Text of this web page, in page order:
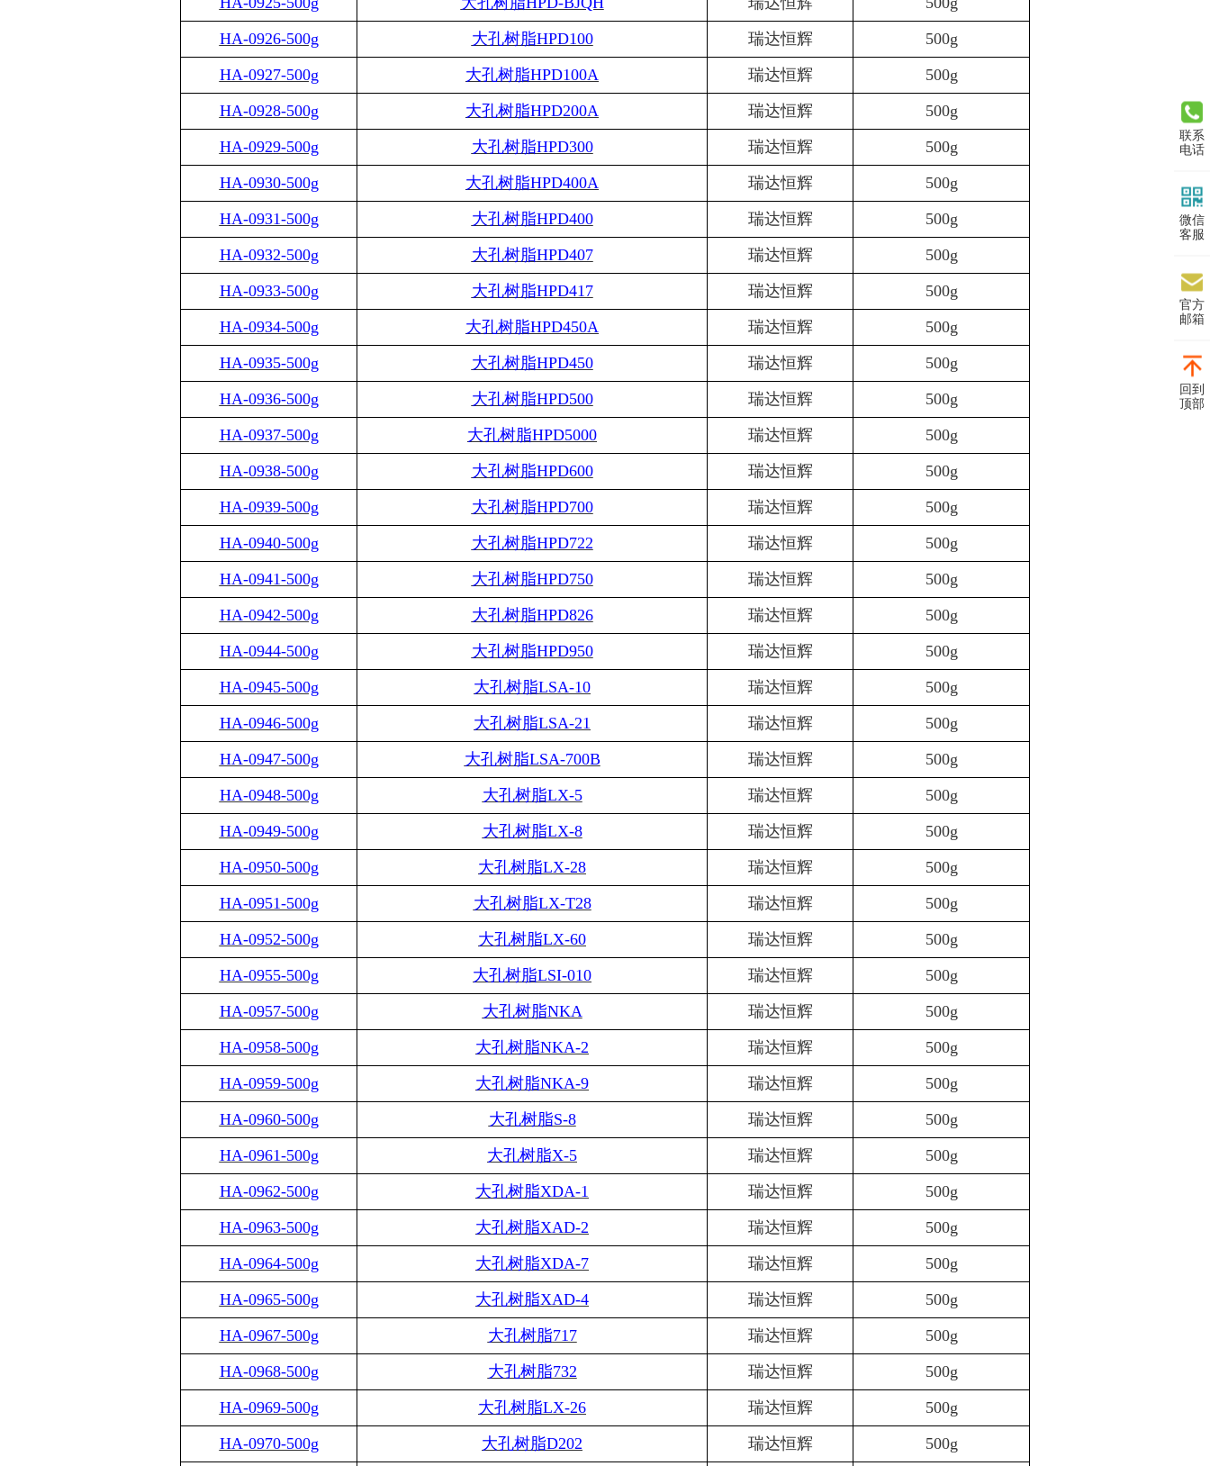
HA-0926-500g
大孔树脂HPD100 瑞达恒辉
500g
HA-0927-500g
大孔树脂HPD100A 瑞达恒辉
500g
HA-0928-500g
大孔树脂HPD200A 瑞达恒辉
500g
HA-0929-500g
大孔树脂HPD300 瑞达恒辉
500g
HA-0930-500g
大孔树脂HPD400A 瑞达恒辉
500g
HA-0931-500g
大孔树脂HPD400 瑞达恒辉
500g
HA-0932-500g
大孔树脂HPD407 瑞达恒辉
500g
HA-0933-500g
大孔树脂HPD417 瑞达恒辉
500g
HA-0934-500g
大孔树脂HPD450A 瑞达恒辉
500g
HA-0935-500g
大孔树脂HPD450 瑞达恒辉
500g
HA-0936-500g
大孔树脂HPD500 瑞达恒辉
500g
HA-0937-500g
大孔树脂HPD5000 瑞达恒辉
500g
HA-0938-500g
大孔树脂HPD600 瑞达恒辉
500g
HA-0939-500g
大孔树脂HPD700 瑞达恒辉
500g
HA-0940-500g
大孔树脂HPD722 瑞达恒辉
500g
HA-0941-500g
大孔树脂HPD750 瑞达恒辉
500g
HA-0942-500g
大孔树脂HPD826 瑞达恒辉
500g
HA-0944-500g
大孔树脂HPD950 瑞达恒辉
500g
HA-0945-500g
大孔树脂LSA-10 瑞达恒辉
500g
HA-0946-500g
大孔树脂LSA-21 瑞达恒辉
500g
HA-0947-500g
大孔树脂LSA-700B 瑞达恒辉
500g
HA-0948-500g
大孔树脂LX-5 瑞达恒辉
500g
HA-0949-500g
大孔树脂LX-8 瑞达恒辉
500g
HA-0950-500g
大孔树脂LX-28 瑞达恒辉
500g
HA-0951-500g
大孔树脂LX-T28 瑞达恒辉
500g
HA-0952-500g
大孔树脂LX-60 瑞达恒辉
500g
HA-0955-500g
大孔树脂LSI-010 瑞达恒辉
500g
HA-0957-500g
大孔树脂NKA 瑞达恒辉
500g
HA-0958-500g
大孔树脂NKA-2 瑞达恒辉
500g
HA-0959-500g
大孔树脂NKA-9 瑞达恒辉
500g
HA-0960-500g
大孔树脂S-8 瑞达恒辉
500g
HA-0961-500g
大孔树脂X-5 瑞达恒辉
500g
HA-0962-500g
大孔树脂XDA-1 瑞达恒辉
500g
HA-0963-500g
大孔树脂XAD-2 瑞达恒辉
500g
HA-0964-500g
大孔树脂XDA-7 瑞达恒辉
500g
HA-0965-500g
大孔树脂XAD-4 瑞达恒辉
500g
HA-0967-500g
大孔树脂717 瑞达恒辉
500g
HA-0968-500g
大孔树脂732 瑞达恒辉
500g
HA-0969-500g
大孔树脂LX-26 瑞达恒辉
500g
HA-0970-500g
大孔树脂D202 瑞达恒辉 500g
联系
电话
微信
客服
官方
邮箱
回到
顶部